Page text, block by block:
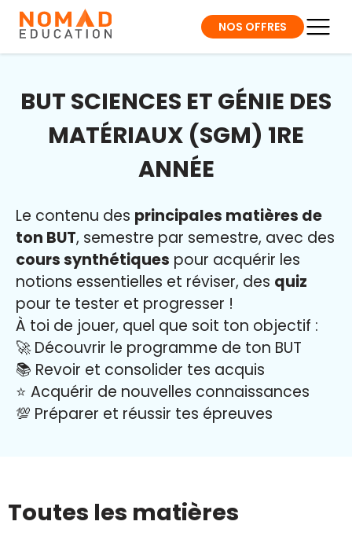
NOS OFFRES
BUT SCIENCES ET GÉNIE DES
MATÉRIAUX (SGM) 1RE
ANNÉE
Le contenu des principales matières de
ton BUT, semestre par semestre, avec des
cours synthétiques pour acquérir les
notions essentielles et réviser, des quiz
pour te tester et progresser !
À toi de jouer, quel que soit ton objectif :
🚀 Découvrir le programme de ton BUT
📚 Revoir et consolider tes acquis
⭐️ Acquérir de nouvelles connaissances
💯 Préparer et réussir tes épreuves
Toutes les matières